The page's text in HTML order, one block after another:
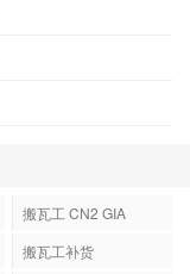
搬瓦工 CN2 GIA
搬瓦工补货